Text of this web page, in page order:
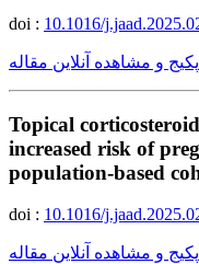
doi : 10.1016/
و مشاهده آنلاین مقاله
Topical
increased risk of
population-based
doi : 10.1016/
و مشاهده آنلاین مقاله